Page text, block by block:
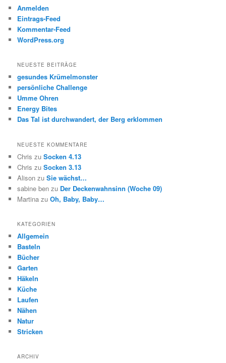
Anmelden
Eintrags-Feed
Kommentar-Feed
WordPress.org
NEUESTE BEITRÄGE
gesundes Krümelmonster
persönliche Challenge
Umme Ohren
Energy Bites
Das Tal ist durchwandert, der Berg erklommen
NEUESTE KOMMENTARE
Chris zuSocken 4.13
Chris zuSocken 3.13
Alison zuSie wächst…
sabine ben zu Der Deckenwahnsinn (Woche 09)
Martina zuOh, Baby, Baby…
KATEGORIEN
Allgemein
Basteln
Bücher
Garten
Häkeln
Küche
Laufen
Nähen
Natur
Stricken
ARCHIV